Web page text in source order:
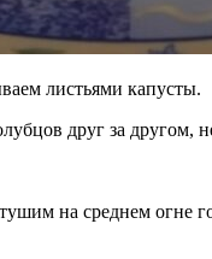
листьями капусты.
друг за другом,
на среднем огне